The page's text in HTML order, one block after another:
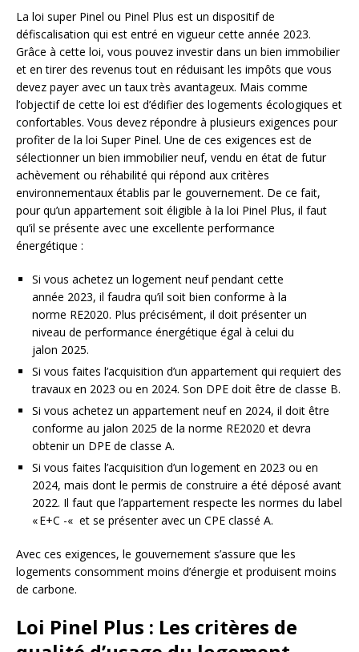
La loi super Pinel ou Pinel Plus est un dispositif de
défiscalisation qui est entré en vigueur cette année 2023.
Grâce à cette loi, vous pouvez investir dans un bien immobilier
et en tirer des revenus tout en réduisant les impôts que vous
devez payer avec un taux très avantageux. Mais comme
l’objectif de cette loi est d’édifier des logements écologiques et
confortables. Vous devez répondre à plusieurs exigences pour
profiter de la loi Super Pinel. Une de ces exigences est de
sélectionner un bien immobilier neuf, vendu en état de futur
achèvement ou réhabilité qui répond aux critères
environnementaux établis par le gouvernement. De ce fait,
pour qu’un appartement soit éligible à la loi Pinel Plus, il faut
qu’il se présente avec une excellente performance
énergétique :
Si vous achetez un logement neuf pendant cette
année 2023, il faudra qu’il soit bien conforme à la
norme RE2020. Plus précisément, il doit présenter un
niveau de performance énergétique égal à celui du
jalon 2025.
Si vous faites l’acquisition d’un appartement qui requiert des
travaux en 2023 ou en 2024. Son DPE doit être de classe B.
Si vous achetez un appartement neuf en 2024, il doit être
conforme au jalon 2025 de la norme RE2020 et devra
obtenir un DPE de classe A.
Si vous faites l’acquisition d’un logement en 2023 ou en
2024, mais dont le permis de construire a été déposé avant
2022. Il faut que l’appartement respecte les normes du label
« E+C -« et se présenter avec un CPE classé A.
Avec ces exigences, le gouvernement s’assure que les
logements consomment moins d’énergie et produisent moins
de carbone.
Loi Pinel Plus : Les critères de